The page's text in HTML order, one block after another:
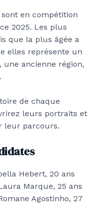
en compétition
2025. Les plus
que la plus âgée a
elles représente un
ancienne région,
de chaque
leurs portraits et
leur parcours.
Hebert, 20 ans
Marque, 25 ans
Agostinho, 27